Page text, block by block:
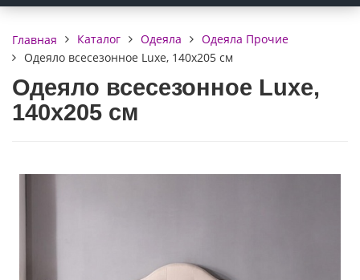
Главная Каталог Одеяла
Одеяла Прочие
Одеяло всесезонное Luxe, 140x205 см
Одеяло всесезонное Luxe,
140x205 см